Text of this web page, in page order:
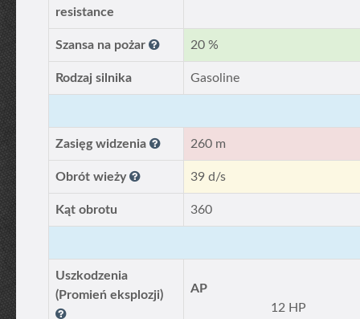
resistance
Szansa na pożar 20 %
Rodzaj silnika Gasoline
Zasięg widzenia 260 m
Obrót wieży 39 d/s
Kąt obrotu 360
Uszkodzenia
(Promień eksplozji)
AP
12 HP